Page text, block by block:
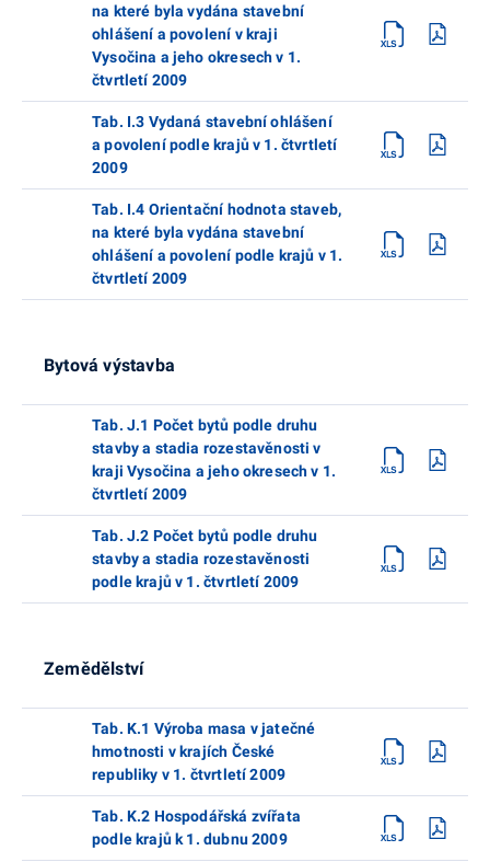
na které byla vydána stavební
ohlášení a povolení v kraji
Vysočina a jeho okresech v 1.
čtvrtletí 2009
Tab. I.3 Vydaná stavební ohlášení
a povolení podle krajů v 1. čtvrtletí
2009
Tab. I.4 Orientační hodnota staveb,
na které byla vydána stavební
ohlášení a povolení podle krajů v 1.
čtvrtletí 2009
Bytová výstavba
Tab. J.1 Počet bytů podle druhu
stavby a stadia rozestavěnosti v
kraji Vysočina a jeho okresech v 1.
čtvrtletí 2009
Tab. J.2 Počet bytů podle druhu
stavby a stadia rozestavěnosti
podle krajů v 1. čtvrtletí 2009
Zemědělství
Tab. K.1 Výroba masa v jatečné
hmotnosti v krajích České
republiky v 1. čtvrtletí 2009
Tab. K.2 Hospodářská zvířata
podle krajů k 1. dubnu 2009